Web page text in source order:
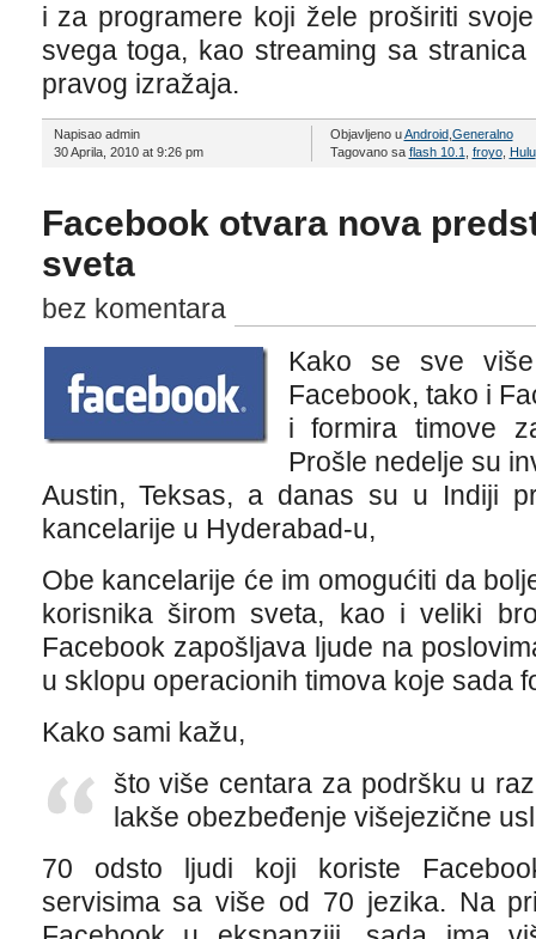
i za programere koji žele proširiti
svega toga, kao streaming sa
pravog izražaja.
Napisao admin
30 Aprila, 2010 at 9:26 pm
Objavljeno uAndroid, Generalno
Tagovano sa flash 10.1 froyo, Hulu
Facebook otvara nova
sveta
bez komentara
Kako se sve
Facebook, tako i
i formira timove
Prošle nedelje su
Austin, Teksas, a danas su u Indiji
kancelarije u Hyderabad-u,
Obe kancelarije će im omogućiti da
korisnika širom sveta, kao i veliki
Facebook zapošljava ljude na
u sklopu operacionih timova koje sada
Kako sami kažu,
što više centara za podršku u
lakše obezbeđenje višejezične
70 odsto ljudi koji koriste
servisima sa više od 70 jezika. Na